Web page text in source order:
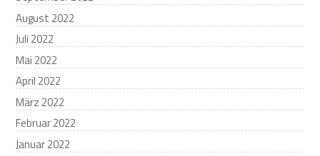
August 2022
Juli 2022
Mai 2022
April 2022
März 2022
Februar 2022
Januar 2022